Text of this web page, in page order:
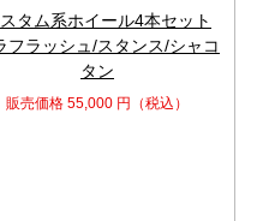
タム系ホイール4本セット
フラッシュ/スタンス/シャコ
タン
販売価格 55,000 円（税込）